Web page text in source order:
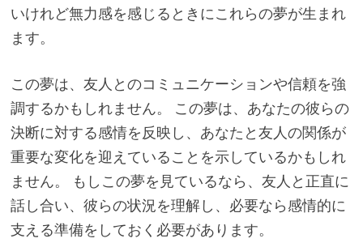
いけれど無力感を感じるときにこれらの夢が生まれ
ます。
この夢は、友人とのコミュニケーションや信頼を強
調するかもしれません。 この夢は、あなたの彼らの
決断に対する感情を反映し、あなたと友人の関係が
重要な変化を迎えていることを示しているかもしれ
ません。 もしこの夢を見ているなら、友人と正直に
話し合い、彼らの状況を理解し、必要なら感情的に
支える準備をしておく必要があります。